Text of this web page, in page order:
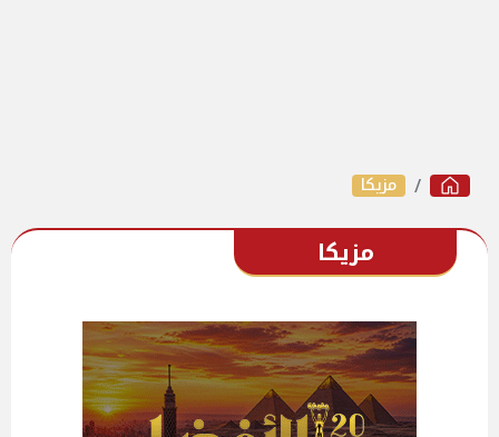
مزيكا
مزيكا